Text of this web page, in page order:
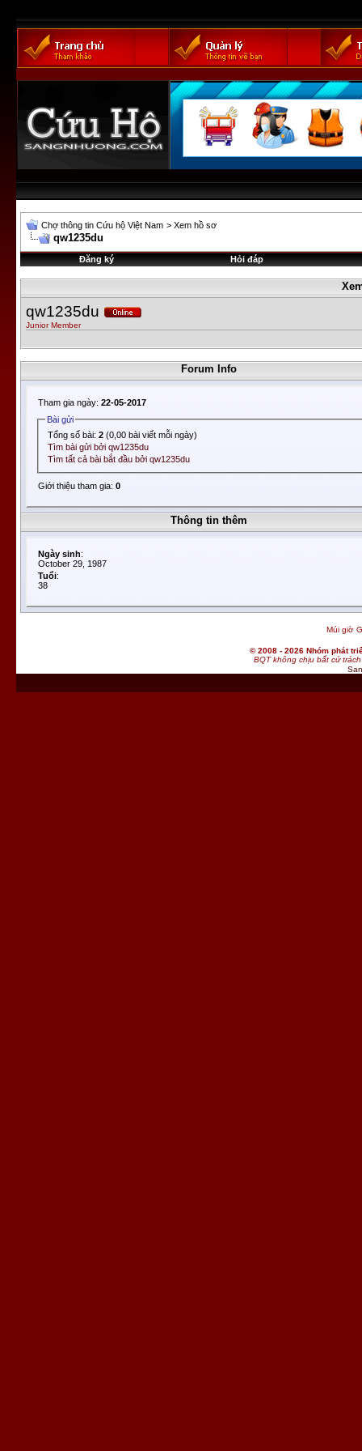
Chợ thông tin Cứu hộ Việt Nam > Xem hồ sơ
qw1235du
Đăng ký Hỏi đáp
qw1235du
Junior Member
Forum Info
Tham gia ngày: 22-05-2017
Bài gửi
Tổng số bài:2 (0,00 bài viết mỗi ngày)
Tìm bài gửi bởi qw1235du
Tìm tất cả bài bắt đầu bởi qw1235du
Giới thiệu tham gia: 0
Thông tin thêm
Ngày sinh:
October 29, 1987
Tuổi:
38
Múi giờ
© 2008 - 2026 Nhóm phát
BQT không chịu bất cứ